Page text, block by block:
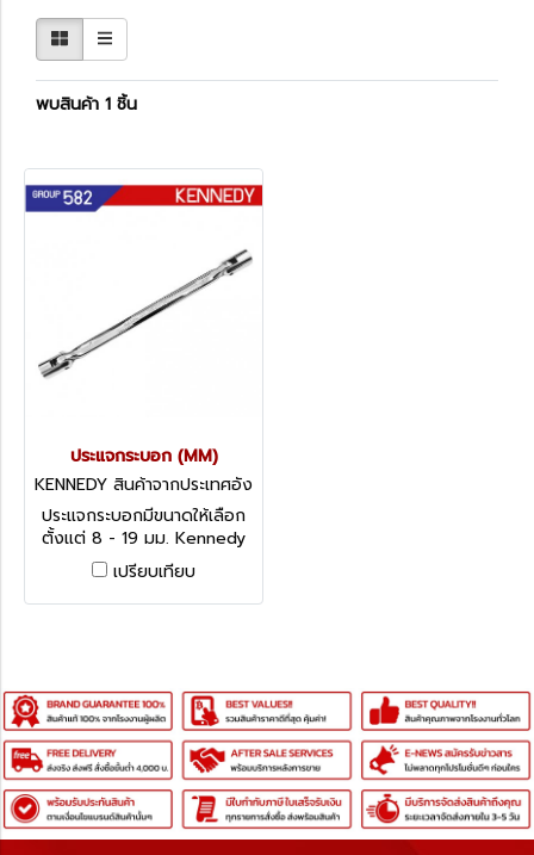
พบสินค้า 1 ชิ้น
ประแจกระบอก (MM)
KENNEDY สินค้าจากประเทศอัง
กฤษ-1
ประแจกระบอกมีขนาดให้เลือก
ตั้งแต่ 8 - 19 มม. Kennedy
Swivel End Socket
Wrenches
เปรียบเทียบ